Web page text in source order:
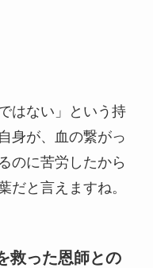
はない」という持
身が、血の繋がっ
のに苦労したから
だと言えますね。
救った恩師との